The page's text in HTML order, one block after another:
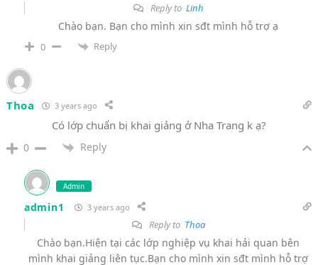
Reply to Linh
Chào bạn. Bạn cho mình xin sđt mình hỗ trợ ạ
0 Reply
Thoa 3 years ago
Có lớp chuẩn bị khai giảng ở Nha Trang k ạ?
0 Reply
Admin
admin1 3 years ago
Reply to Thoa
Chào bạn.Hiện tại các lớp nghiệp vụ khai hải quan bên
mình khai giảng liên tục.Bạn cho mình xin sđt mình hỗ trợ